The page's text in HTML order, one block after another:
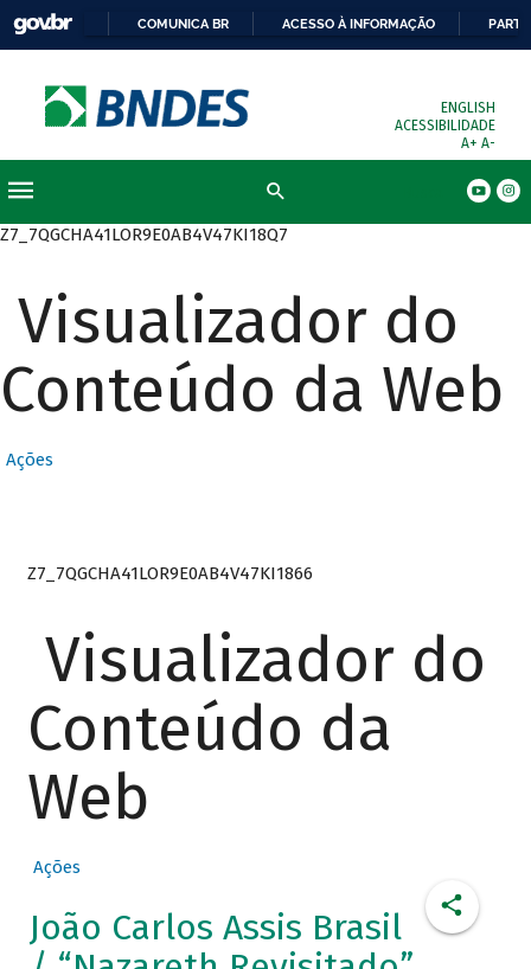
COMUNICA BR ACESSO À INFORMAÇÃO
ENGLISH
ACESSIBILIDADE
A+ A-
Z7_7QGCHA41LOR9E0AB4V47KI18Q7
Visualizador do
Conteúdo da Web
Ações
Z7_7QGCHA41LOR9E0AB4V47KI1866
Visualizador do
Conteúdo da
Web
Ações
João Carlos Assis Brasil